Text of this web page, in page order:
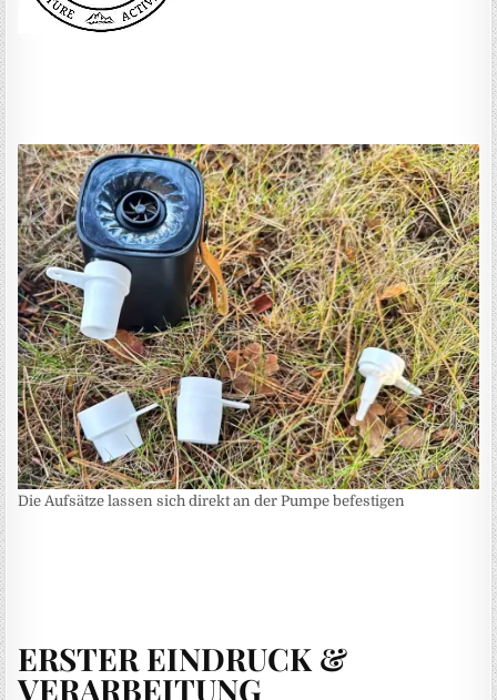
Die Aufsätze lassen sich direkt an der Pumpe befestigen
ERSTER EINDRUCK &
VERARBEITUNG